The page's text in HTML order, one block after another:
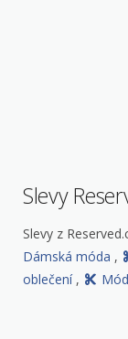
Slevy
Slevy z
Dámská móda ,
oblečení ,